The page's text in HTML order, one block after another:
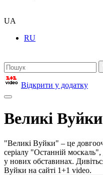
UA
RU
Відкрити у додатку
Великі Вуйки
"Великі Вуйки" – це
серіалу "Останній
у нових обставинах.
Вуйки на сайті 1+1 video.